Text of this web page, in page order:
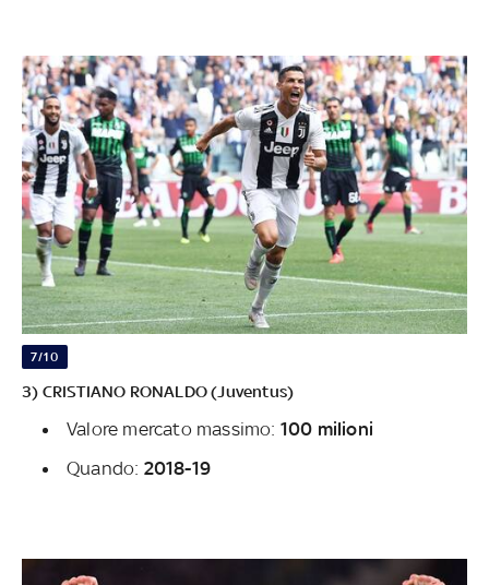
7/10
3) CRISTIANO RONALDO (Juventus)
Valore mercato massimo: 100 milioni
Quando: 2018-19